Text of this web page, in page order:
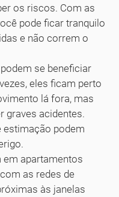
os riscos. Com as
pode ficar tranquilo
e não correm o
se beneficiar
eles ficam perto
lá fora, mas
graves acidentes.
estimação podem
apartamentos
as redes de
às janelas